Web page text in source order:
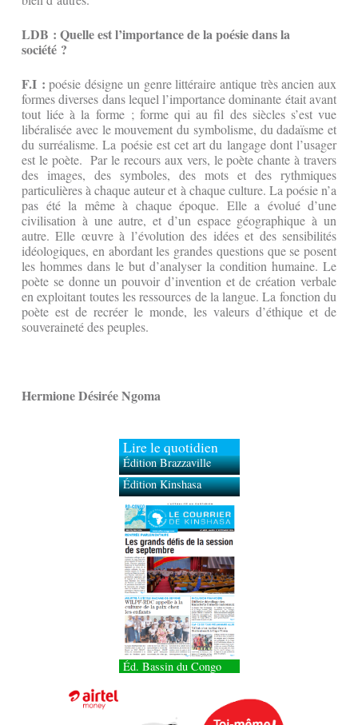
LDB : Quelle est l’importance de la poésie dans la
société ?
F.I : poésie désigne un genre littéraire antique très ancien aux
formes diverses dans lequel l’importance dominante était avant
tout liée à la forme ; forme qui au fil des siècles s’est vue
libéralisée avec le mouvement du symbolisme, du dadaïsme et
du surréalisme. La poésie est cet art du langage dont l’usager
est le poète. Par le recours aux vers, le poète chante à travers
des images, des symboles, des mots et des rythmiques
particulières à chaque auteur et à chaque culture. La poésie n’a
pas été la même à chaque époque. Elle a évolué d’une
civilisation à une autre, et d’un espace géographique à un
autre. Elle œuvre à l’évolution des idées et des sensibilités
idéologiques, en abordant les grandes questions que se posent
les hommes dans le but d’analyser la condition humaine. Le
poète se donne un pouvoir d’invention et de création verbale
en exploitant toutes les ressources de la langue. La fonction du
poète est de recréer le monde, les valeurs d’éthique et de
souveraineté des peuples.
Hermione Désirée Ngoma
Lire le quotidien
Édition Brazzaville
Édition Kinshasa
Éd. Bassin du Congo